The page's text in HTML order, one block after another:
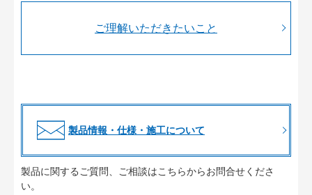
ご理解いただきたいこと
製品情報・仕様・施工について
製品に関するご質問、ご相談はこちらからお問合せくださ
い。